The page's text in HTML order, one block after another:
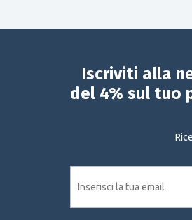
Iscriviti alla
del 4% sul tuo